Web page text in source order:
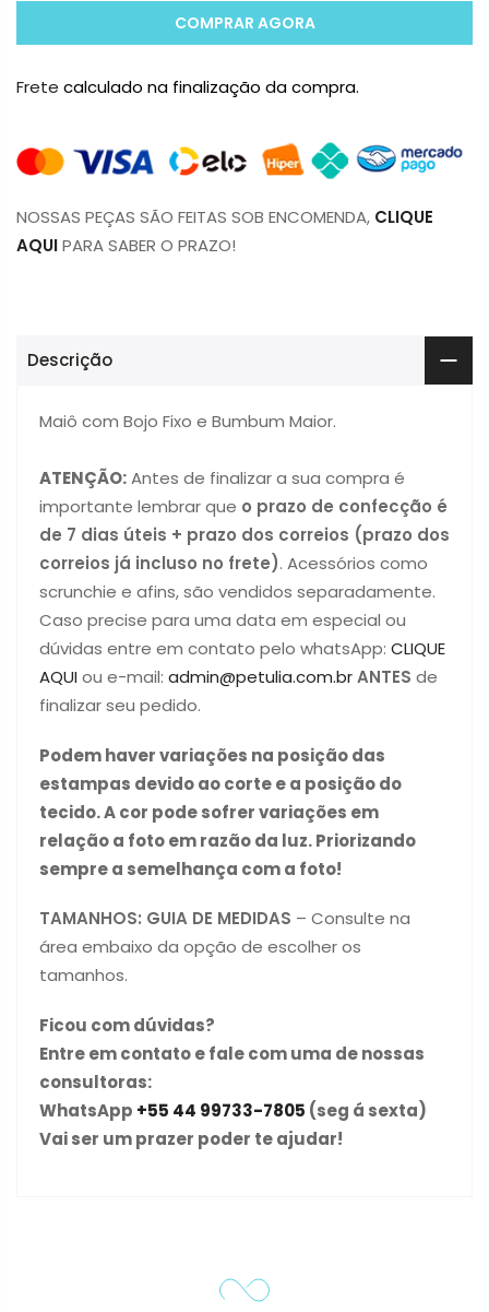
COMPRAR AGORA
Frete calculado na finalização da compra.
NOSSAS PEÇAS SÃO FEITAS SOB ENCOMENDA, CLIQUE
AQUIPARA SABER O PRAZO!
Descrição
Maiô com Bojo Fixo e Bumbum Maior.
ATENÇÃO:Antes de finalizar a sua compra é
importante lembrar que o prazo de confecção é
de 7 dias úteis + prazo dos correios (prazo dos
correios já incluso no frete). Acessórios como
scrunchie e afins, são vendidos separadamente.
Caso precise para uma data em especial ou
dúvidas entre em contato pelo whatsApp: CLIQUE
AQUIou e-mail: admin@petulia.com.brANTES de
finalizar seu pedido.
Podem haver variações na posição das
estampas devido ao corte e a posição do
tecido. A cor pode sofrer variações em
relação a foto em razão da luz. Priorizando
sempre a semelhança com a foto!
TAMANHOS: GUIA DE MEDIDAS – Consulte na
área embaixo da opção de escolher os
tamanhos.
Ficou com dúvidas?
Entre em contato e fale com uma de nossas
consultoras:
WhatsApp +55 44 99733-7805 (seg á sexta)
Vai ser um prazer poder te ajudar!